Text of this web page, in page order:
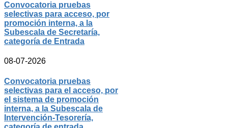
Convocatoria pruebas
selectivas para acceso, por
promoción interna, a la
Subescala de Secretaría,
categoría de Entrada
08-07-2026
Convocatoria pruebas
selectivas para el acceso, por
el sistema de promoción
interna, a la Subescala de
Intervención-Tesorería,